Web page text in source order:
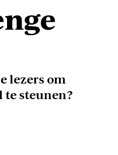
lezers om
te steunen?